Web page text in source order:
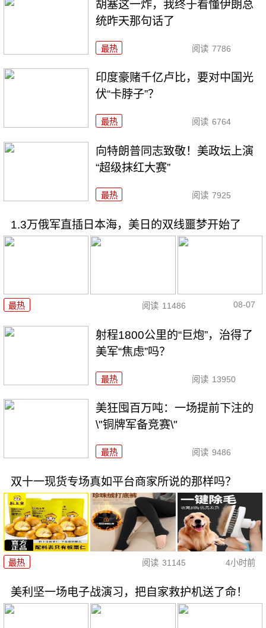
胡塞这一炸，我终于看懂伊朗总
统昨天那句话了
最热 阅读 7786
印度豪赌千亿卢比，要对中国光
伏“卡脖子”？
最热 阅读 6764
向特朗普同志致敬！美政坛上演
“超级抹红大赛”
最热 阅读 7925
1.3万俄军直插日本海，美日的双线噩梦开始了
最热 阅读 11486 08-07
射程1800公里的“巨炮”，治得了
美军“焦虑”吗？
最热 阅读 13950
美狂囤百万吨：一场提前下注的
\"铜牌军备竞赛\"
最热 阅读 9486
双十一现货专场真如平台商家所说的那样吗？
最热 阅读 31145 4小时前
美利坚一场电子战演习，把自家救护机送了命！